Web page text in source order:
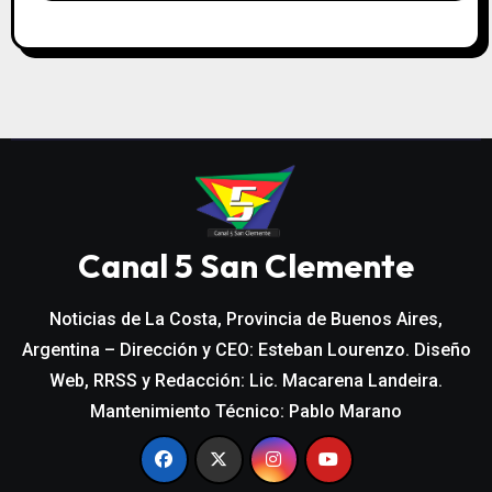
Canal 5 San Clemente
Noticias de La Costa, Provincia de Buenos Aires,
Argentina – Dirección y CEO: Esteban Lourenzo. Diseño
Web, RRSS y Redacción: Lic. Macarena Landeira.
Mantenimiento Técnico: Pablo Marano